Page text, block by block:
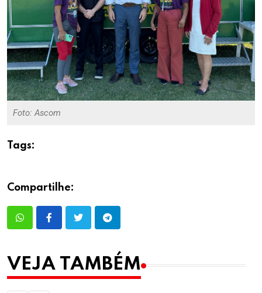
Foto: Ascom
Tags:
Compartilhe:
VEJA TAMBÉM